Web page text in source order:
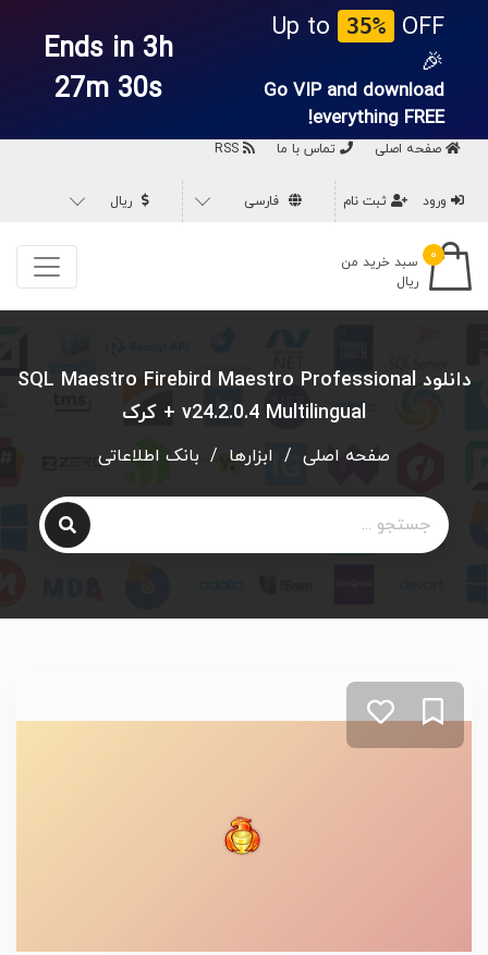
Up to 35%
OFF
🎉
Go VIP and download
everything FREE!
Ends in 3h
27m 29s
صفحه اصلی تماس با ما
ورود ثبت نام فارسی ریال
۰
سبد خرید من
ریال
دانلود SQL Maestro Firebird Maestro Professional
v24.2.0.4 Multilingual + کرک
صفحه اصلی / ابزارها / بانک اطلاعاتی